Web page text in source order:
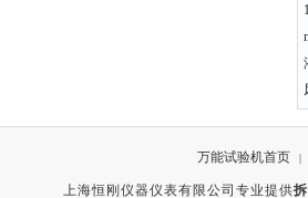
万能试验机首页 |
上海恒刚仪器仪表有限公司专业提供